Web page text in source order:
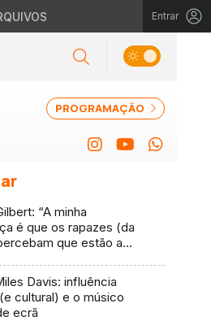
Entrar
PROGRAMAÇÃO
“A minha
é que os rapazes (da
que estão a
Davis: influência
cultural) e o músico
ecrã